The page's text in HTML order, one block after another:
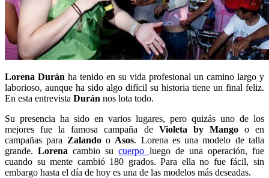
Lorena Durán ha tenido en su vida profesional un camino largo y
laborioso, aunque ha sido algo difícil su historia tiene un final feliz.
En esta entrevista Durán nos lota todo.
Su presencia ha sido en varios lugares, pero quizás uno de los
mejores fue la famosa campaña deVioleta by Mango o en
campañas para Zalandoo Asos. Lorena es una modelo de talla
grande.Lorena cambio sucuerpo luego de una operación, fue
cuando su mente cambió 180 grados. Para ella no fue fácil, sin
embargo hasta el día de hoy es una de las modelos más deseadas.